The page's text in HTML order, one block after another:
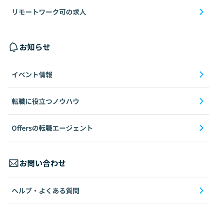
リモートワーク可の求人
お知らせ
イベント情報
転職に役立つノウハウ
Offersの転職エージェント
お問い合わせ
ヘルプ・よくある質問